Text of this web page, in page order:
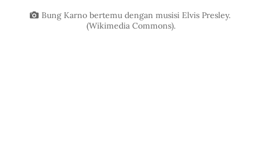
Bung Karno bertemu dengan musisi Elvis Presley.
(Wikimedia Commons).